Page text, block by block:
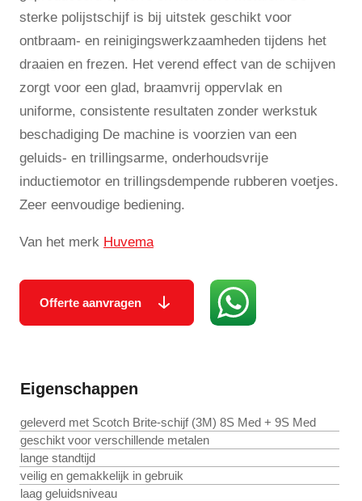
sterke polijstschijf is bij uitstek geschikt voor
ontbraam- en reinigingswerkzaamheden tijdens het
draaien en frezen. Het verend effect van de schijven
zorgt voor een glad, braamvrij oppervlak en
uniforme, consistente resultaten zonder werkstuk
beschadiging De machine is voorzien van een
geluids- en trillingsarme, onderhoudsvrije
inductiemotor en trillingsdempende rubberen voetjes.
Zeer eenvoudige bediening.
Van het merk Huvema
Offerte aanvragen
Eigenschappen
geleverd met Scotch Brite-schijf (3M) 8S Med + 9S Med
geschikt voor verschillende metalen
lange standtijd
veilig en gemakkelijk in gebruik
laag geluidsniveau